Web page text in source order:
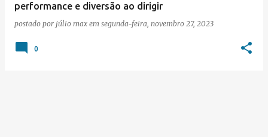
performance e diversão ao dirigir
postado por júlio max em segunda-feira, novembro 27, 2023
0